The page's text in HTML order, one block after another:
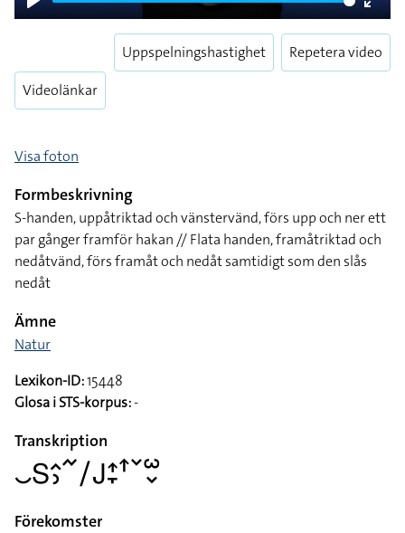
Play
Enter
Videolänkar
Uppspelningshastighet Repetera video
Visa foton
Formbeskrivning
S-handen, uppåtriktad och vänstervänd, förs upp och ner ett
par gånger framför hakan // Flata handen, framåtriktad och
nedåtvänd, förs framåt och nedåt samtidigt som den slås
nedåt
Ämne
Natur
Lexikon-ID:15448
Glosa i STS-korpus:-
Transkription
􌤛􌥅􌤵􌤶􌥨􌥠􌤢􌤴􌥙􌦃􌥧􌥱􌦀
Förekomster